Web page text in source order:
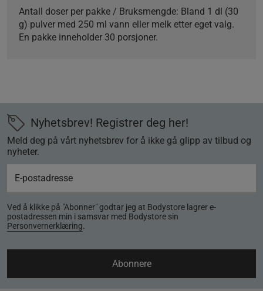
Antall doser per pakke / Bruksmengde: Bland 1 dl (30
g) pulver med 250 ml vann eller melk etter eget valg.
En pakke inneholder 30 porsjoner.
Nyhetsbrev! Registrer deg her!
Meld deg på vårt nyhetsbrev for å ikke gå glipp av tilbud og
nyheter.
Ved å klikke på "Abonner" godtar jeg at Bodystore lagrer e-
postadressen min i samsvar med Bodystore sin
Personvernerklæring.
Abonnere